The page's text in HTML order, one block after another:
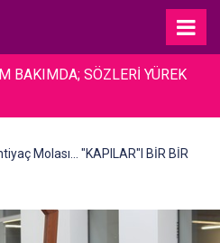
BAKIMDA; SÖZLERİ YÜREK
Molası... "KAPILAR"I BİR BİR